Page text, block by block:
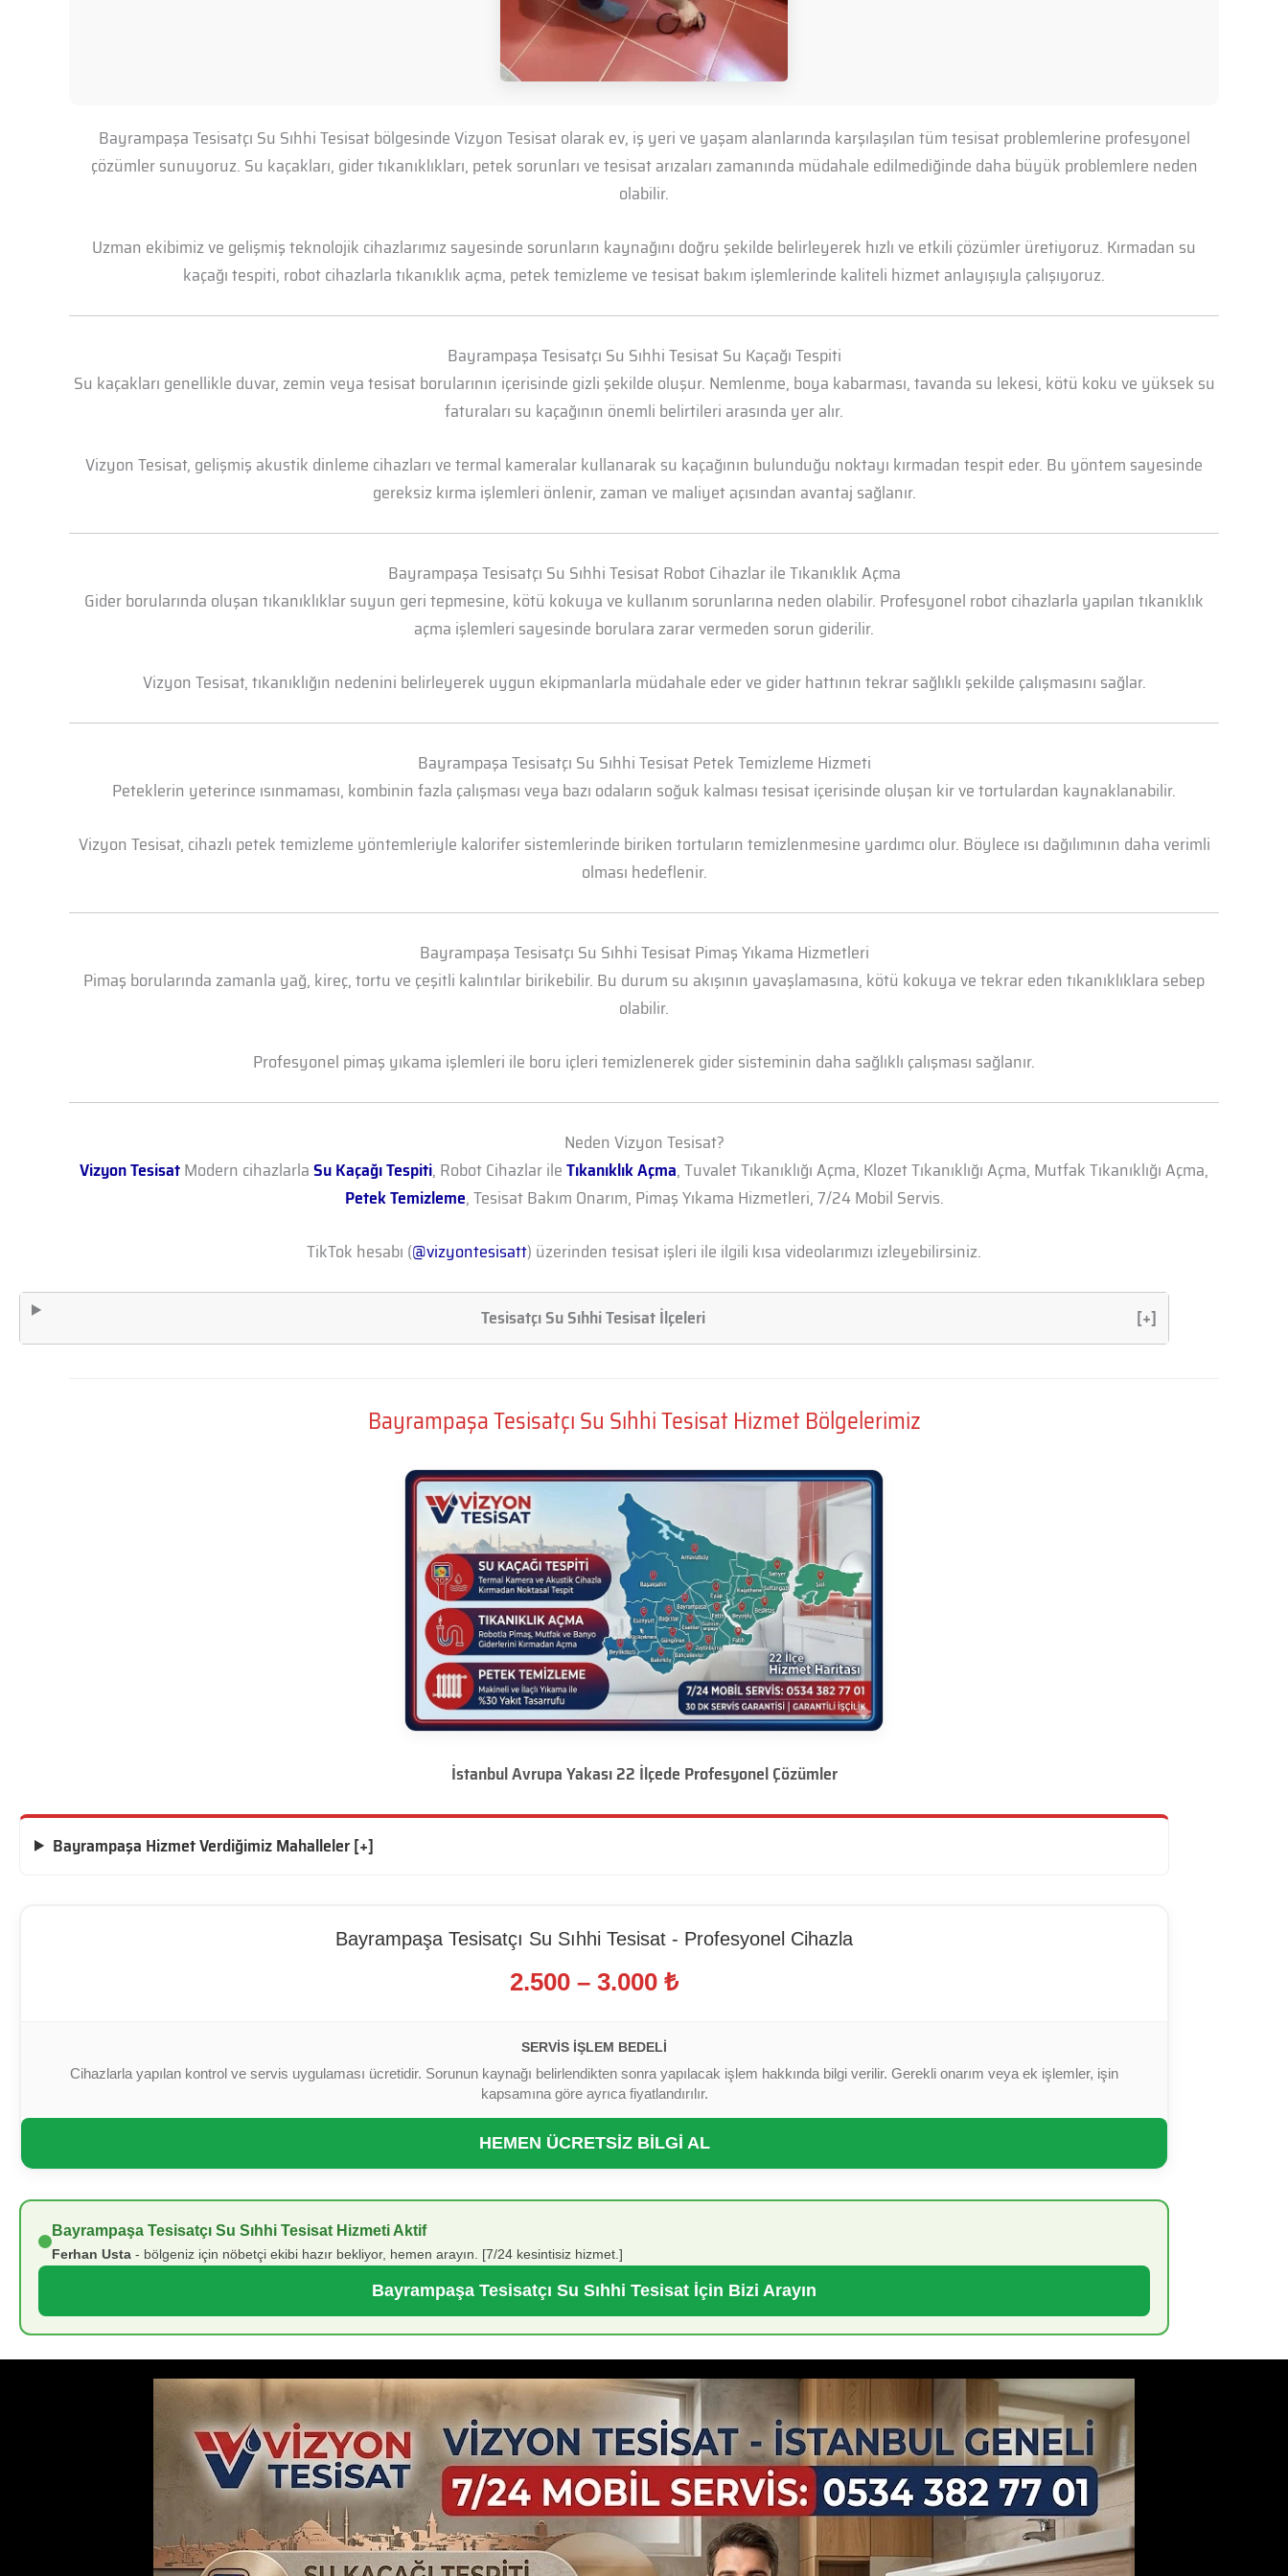
Bayrampaşa Tesisatçı Su Sıhhi Tesisat bölgesinde Vizyon Tesisat olarak ev, iş yeri ve yaşam alanlarında karşılaşılan tüm tesisat problemlerine profesyonel
çözümler sunuyoruz. Su kaçakları, gider tıkanıklıkları, petek sorunları ve tesisat arızaları zamanında müdahale edilmediğinde daha büyük problemlere neden
olabilir.
Uzman ekibimiz ve gelişmiş teknolojik cihazlarımız sayesinde sorunların kaynağını doğru şekilde belirleyerek hızlı ve etkili çözümler üretiyoruz. Kırmadan su
kaçağı tespiti, robot cihazlarla tıkanıklık açma, petek temizleme ve tesisat bakım işlemlerinde kaliteli hizmet anlayışıyla çalışıyoruz.
Bayrampaşa Tesisatçı Su Sıhhi Tesisat Su Kaçağı Tespiti
Su kaçakları genellikle duvar, zemin veya tesisat borularının içerisinde gizli şekilde oluşur. Nemlenme, boya kabarması, tavanda su lekesi, kötü koku ve yüksek su
faturaları su kaçağının önemli belirtileri arasında yer alır.
Vizyon Tesisat, gelişmiş akustik dinleme cihazları ve termal kameralar kullanarak su kaçağının bulunduğu noktayı kırmadan tespit eder. Bu yöntem sayesinde
gereksiz kırma işlemleri önlenir, zaman ve maliyet açısından avantaj sağlanır.
Bayrampaşa Tesisatçı Su Sıhhi Tesisat Robot Cihazlar ile Tıkanıklık Açma
Gider borularında oluşan tıkanıklıklar suyun geri tepmesine, kötü kokuya ve kullanım sorunlarına neden olabilir. Profesyonel robot cihazlarla yapılan tıkanıklık
açma işlemleri sayesinde borulara zarar vermeden sorun giderilir.
Vizyon Tesisat, tıkanıklığın nedenini belirleyerek uygun ekipmanlarla müdahale eder ve gider hattının tekrar sağlıklı şekilde çalışmasını sağlar.
Bayrampaşa Tesisatçı Su Sıhhi Tesisat Petek Temizleme Hizmeti
Peteklerin yeterince ısınmaması, kombinin fazla çalışması veya bazı odaların soğuk kalması tesisat içerisinde oluşan kir ve tortulardan kaynaklanabilir.
Vizyon Tesisat, cihazlı petek temizleme yöntemleriyle kalorifer sistemlerinde biriken tortuların temizlenmesine yardımcı olur. Böylece ısı dağılımının daha verimli
olması hedeflenir.
Bayrampaşa Tesisatçı Su Sıhhi Tesisat Pimaş Yıkama Hizmetleri
Pimaş borularında zamanla yağ, kireç, tortu ve çeşitli kalıntılar birikebilir. Bu durum su akışının yavaşlamasına, kötü kokuya ve tekrar eden tıkanıklıklara sebep
olabilir.
Profesyonel pimaş yıkama işlemleri ile boru içleri temizlenerek gider sisteminin daha sağlıklı çalışması sağlanır.
Neden Vizyon Tesisat?
Vizyon TesisatModern cihazlarlaSu Kaçağı Tespiti, Robot Cihazlar ileTıkanıklık Açma, Tuvalet Tıkanıklığı Açma, Klozet Tıkanıklığı Açma, Mutfak Tıkanıklığı Açma,
Petek Temizleme, Tesisat Bakım Onarım, Pimaş Yıkama Hizmetleri, 7/24 Mobil Servis.
TikTok hesabı (@vizyontesisatt) üzerinden tesisat işleri ile ilgili kısa videolarımızı izleyebilirsiniz.
Tesisatçı Su Sıhhi Tesisat İlçeleri [+]
Bayrampaşa Tesisatçı Su Sıhhi Tesisat Hizmet Bölgelerimiz
İstanbul Avrupa Yakası 22 İlçede Profesyonel Çözümler
Bayrampaşa Hizmet Verdiğimiz Mahalleler [+]
Bayrampaşa Tesisatçı Su Sıhhi Tesisat - Profesyonel Cihazla
2.500 – 3.000 ₺
SERVIS İŞLEM BEDELI
Cihazlarla yapılan kontrol ve servis uygulaması ücretidir. Sorunun kaynağı belirlendikten sonra yapılacak işlem hakkında bilgi verilir. Gerekli onarım veya ek işlemler, işin
kapsamına göre ayrıca fiyatlandırılır.
HEMEN ÜCRETSİZ BİLGİ AL
Bayrampaşa Tesisatçı Su Sıhhi Tesisat Hizmeti Aktif
Ferhan Usta - bölgeniz için nöbetçi ekibi hazır bekliyor, hemen arayın. [7/24 kesintisiz hizmet.]
Bayrampaşa Tesisatçı Su Sıhhi Tesisat İçin Bizi Arayın